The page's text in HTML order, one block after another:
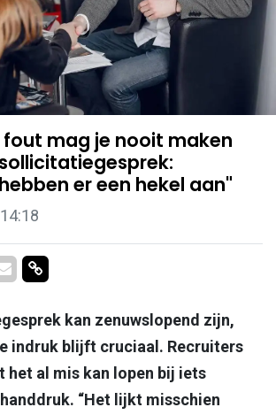
mag je nooit maken
er een hekel aan"
Twitter
op Whatsapp
Delen via Mail
Delen via link
kan zenuwslopend zijn,
indruk blijft cruciaal. Recruiters
het al mis kan lopen bij iets
“Het lijkt misschien